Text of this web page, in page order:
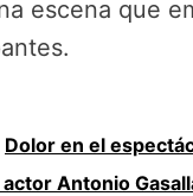
escena que
Dolor en el
Antonio